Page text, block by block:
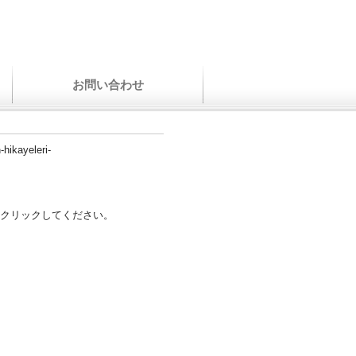
お問い合わせ
hikayeleri-
リックしてください。